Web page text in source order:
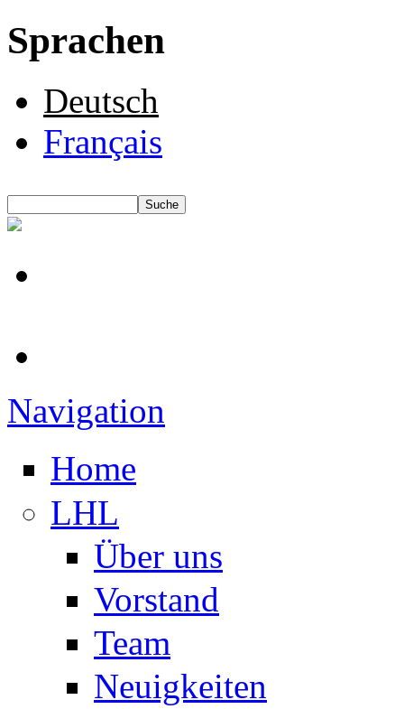
Sprachen
Deutsch
Français
Navigation
Home
LHL
Über uns
Vorstand
Team
Neuigkeiten